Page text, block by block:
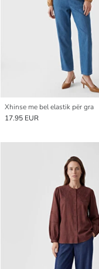
Xhinse me bel elastik për gra
17.95 EUR